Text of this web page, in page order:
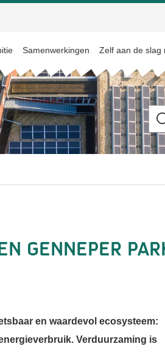
Samenwerkingen Zelf aan de slag
op
Genneper
en waardevol ecosysteem:
Verduurzaming is